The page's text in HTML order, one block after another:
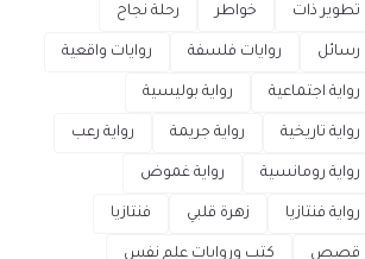
تطوير ذات خواطر رحلة نجاح
رسائل روايات فلسفة روايات واقعية
رواية اجتماعية رواية بوليسية
رواية تاريخية رواية جريمة رواية رعب
رواية رومانسية رواية غموض
رواية فنتازيا زهرة قلبي فنتازيا
قصص كتب وروايات علم نفس